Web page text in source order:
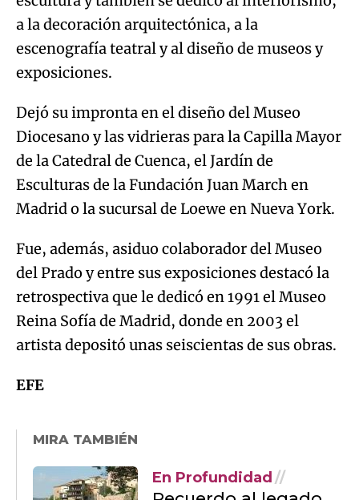
a la decoración arquitectónica, a la
escenografía teatral y al diseño de museos y
exposiciones.
Dejó su impronta en el diseño del Museo
Diocesano y las vidrieras para la Capilla Mayor
de la Catedral de Cuenca, el Jardín de
Esculturas de la Fundación Juan March en
Madrid o la sucursal de Loewe en Nueva York.
Fue, además, asiduo colaborador del Museo
del Prado y entre sus exposiciones destacó la
retrospectiva que le dedicó en 1991 el Museo
Reina Sofía de Madrid, donde en 2003 el
artista depositó unas seiscientas de sus obras.
EFE
MIRA TAMBIÉN
En Profundidad